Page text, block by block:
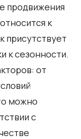
продвижения
к
присутствует
к сезонности.
от
можно
с